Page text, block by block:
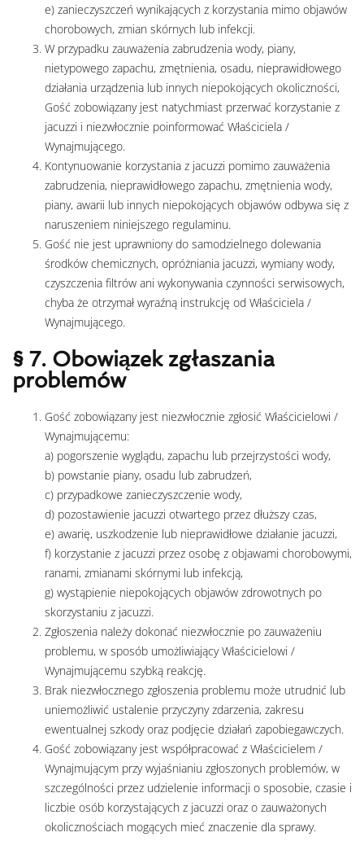
e) zanieczyszczeń wynikających z korzystania mimo objawów
chorobowych, zmian skórnych lub infekcji.
W przypadku zauważenia zabrudzenia wody, piany,
nietypowego zapachu, zmętnienia, osadu, nieprawidłowego
działania urządzenia lub innych niepokojących okoliczności,
Gość zobowiązany jest natychmiast przerwać korzystanie z
jacuzzi i niezwłocznie poinformować Właściciela /
Wynajmującego.
Kontynuowanie korzystania z jacuzzi pomimo zauważenia
zabrudzenia, nieprawidłowego zapachu, zmętnienia wody,
piany, awarii lub innych niepokojących objawów odbywa się z
naruszeniem niniejszego regulaminu.
Gość nie jest uprawniony do samodzielnego dolewania
środków chemicznych, opróżniania jacuzzi, wymiany wody,
czyszczenia filtrów ani wykonywania czynności serwisowych,
chyba że otrzymał wyraźną instrukcję od Właściciela /
Wynajmującego.
§ 7. Obowiązek zgłaszania
problemów
Gość zobowiązany jest niezwłocznie zgłosić Właścicielowi /
Wynajmującemu:
a) pogorszenie wyglądu, zapachu lub przejrzystości wody,
b) powstanie piany, osadu lub zabrudzeń,
c) przypadkowe zanieczyszczenie wody,
d) pozostawienie jacuzzi otwartego przez dłuższy czas,
e) awarię, uszkodzenie lub nieprawidłowe działanie jacuzzi,
f) korzystanie z jacuzzi przez osobę z objawami chorobowymi,
ranami, zmianami skórnymi lub infekcją,
g) wystąpienie niepokojących objawów zdrowotnych po
skorzystaniu z jacuzzi.
Zgłoszenia należy dokonać niezwłocznie po zauważeniu
problemu, w sposób umożliwiający Właścicielowi /
Wynajmującemu szybką reakcję.
Brak niezwłocznego zgłoszenia problemu może utrudnić lub
uniemożliwić ustalenie przyczyny zdarzenia, zakresu
ewentualnej szkody oraz podjęcie działań zapobiegawczych.
Gość zobowiązany jest współpracować z Właścicielem /
Wynajmującym przy wyjaśnianiu zgłoszonych problemów, w
szczególności przez udzielenie informacji o sposobie, czasie i
liczbie osób korzystających z jacuzzi oraz o zauważonych
okolicznościach mogących mieć znaczenie dla sprawy.